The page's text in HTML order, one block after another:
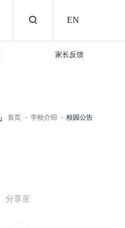
EN
家长反馈
首页 学校介绍 校园公告
分享至